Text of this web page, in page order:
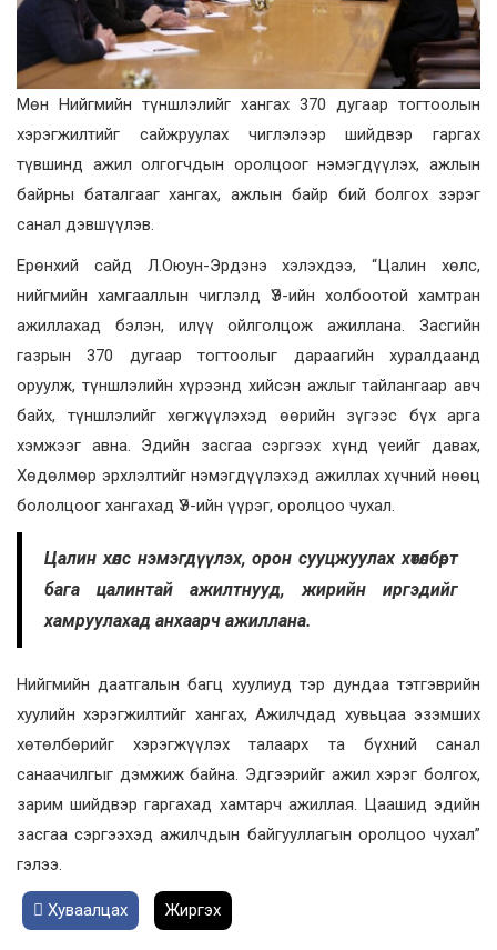
Мөн Нийгмийн түншлэлийг хангах 370 дугаар тогтоолын
хэрэгжилтийг сайжруулах чиглэлээр шийдвэр гаргах
түвшинд ажил олгогчдын оролцоог нэмэгдүүлэх, ажлын
байрны баталгааг хангах, ажлын байр бий болгох зэрэг
санал дэвшүүлэв.
Ерөнхий сайд Л.Оюун-Эрдэнэ хэлэхдээ, “Цалин хөлс,
нийгмийн хамгааллын чиглэлд ҮЭ-ийн холбоотой хамтран
ажиллахад бэлэн, илүү ойлголцож ажиллана. Засгийн
газрын 370 дугаар тогтоолыг дараагийн хуралдаанд
оруулж, түншлэлийн хүрээнд хийсэн ажлыг тайлангаар авч
байх, түншлэлийг хөгжүүлэхэд өөрийн зүгээс бүх арга
хэмжээг авна. Эдийн засгаа сэргээх хүнд үеийг давах,
Хөдөлмөр эрхлэлтийг нэмэгдүүлэхэд ажиллах хүчний нөөц
бололцоог хангахад ҮЭ-ийн үүрэг, оролцоо чухал.
Цалин хөлс нэмэгдүүлэх, орон сууцжуулах хөтөлбөрт
бага цалинтай ажилтнууд, жирийн иргэдийг
хамруулахад анхаарч ажиллана.
Нийгмийн даатгалын багц хуулиуд тэр дундаа тэтгэврийн
хуулийн хэрэгжилтийг хангах, Ажилчдад хувьцаа эзэмших
хөтөлбөрийг хэрэгжүүлэх талаарх та бүхний санал
санаачилгыг дэмжиж байна. Эдгээрийг ажил хэрэг болгох,
зарим шийдвэр гаргахад хамтарч ажиллая. Цаашид эдийн
засгаа сэргээхэд ажилчдын байгууллагын оролцоо чухал”
гэлээ.
Хуваалцах Жиргэх